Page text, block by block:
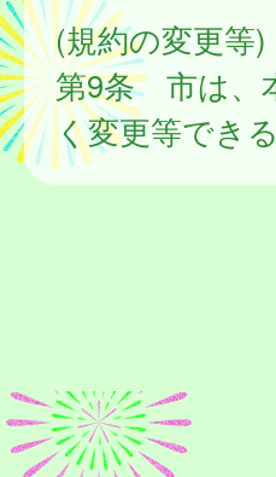
(規約の変更等)
第9条 市は、
く変更等でき